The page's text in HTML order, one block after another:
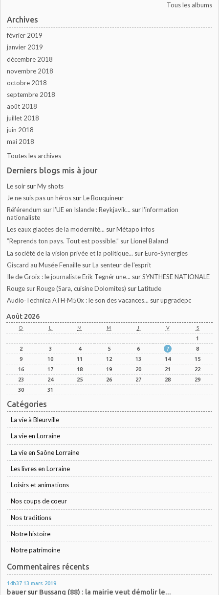
Tous les albums
Archives
février 2019
janvier 2019
décembre 2018
novembre 2018
octobre 2018
septembre 2018
août 2018
juillet 2018
juin 2018
mai 2018
Toutes les archives
Derniers blogs mis à jour
Le soir surMy shots
Je ne suis pas un héros surLe Bouquineur
Référendum sur l’UE en Islande : Reykjavik... surl'information
nationaliste
Les eaux glacées de la modernité... surMétapo infos
”Reprends ton pays. Tout est possible.” surLionel Baland
La société de la vision privée et la politique... surEuro-Synergies
Giscard au Musée Fenaille surLa senteur de l'esprit
Ile de Groix : le journaliste Erik Tegnér une... surSYNTHESE NATIONALE
Rouge sur Rouge (Sara, cuisine Dolomites) surLatitude
Audio‑Technica ATH‑M50x : le son des vacances... surupgradepc
Août 2026
D L M M J V S
1
2
3 4 5 6 7
8
9
10 11 12 13 14
15
16
17 18 19 20 21
22
23
24 25 26 27 28
29
30
31
Catégories
La vie à Bleurville
La vie en Lorraine
La vie en Saône Lorraine
Les livres en Lorraine
Loisirs et animations
Nos coups de coeur
Nos traditions
Notre histoire
Notre patrimoine
Commentaires récents
14h37 13 mars 2019
bauersur Bussang (88) : la mairie veut démolir le...